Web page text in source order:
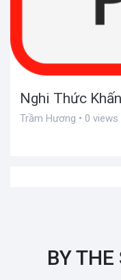
Nghi Thức
Trầm Hương • 0 views
BY